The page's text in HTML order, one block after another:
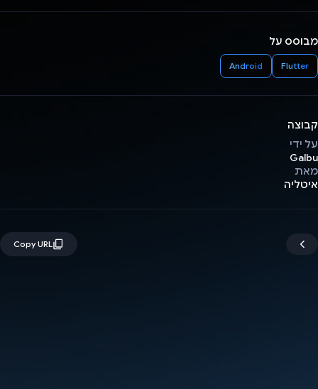
מבוסס על
Flutter
Android
קבוצה
על ידי
Galbu
מאת
איטליה